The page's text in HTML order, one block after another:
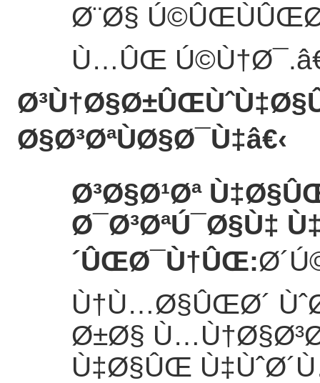
Ø¨Ø§
Ù…ÛŒ Ú©Ù†Ø¯.
Ø§Ø³ØªÙØ§Ø¯Ù‡â€‹
Ø³Ø§Ø¹Øª
Ø¯Ø³ØªÚ¯Ø§Ù‡
´ÛŒØ¯Ù†ÛŒ:
Ù†Ù…Ø§ÛŒØ´
Ø±Ø§
Ù‡Ø§ÛŒ